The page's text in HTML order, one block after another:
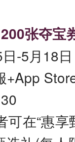
张夺宝
-5月18日
在“惠享